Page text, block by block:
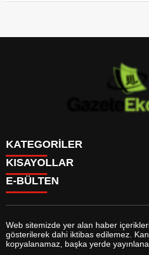
KATEGORİLER
GÜNDEM
DÜNYA
SİYASET
MAGAZİN
SAĞLIK
EĞİTİM
YAŞAM
KISAYOLLAR
BURÇLAR
FİKSTÜR
FİRMA EKLE
FİRMA REHBERİ
E-BÜLTEN
gazeteekonomi.com e-bültenine
Web sitemizde yer alan haber
gösterilerek dahi iktibas edilemez.
kopyalanamaz, başka yerde